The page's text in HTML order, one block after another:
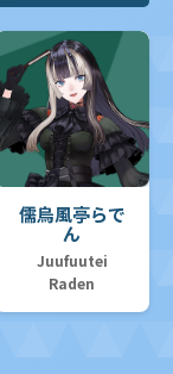
儒烏風亭らで
ん
Juufuutei
Raden